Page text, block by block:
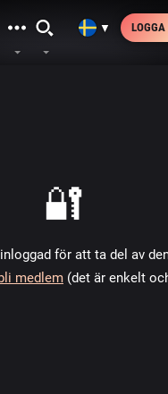
▼
🔐
för att ta del av
medlem (det är enkelt